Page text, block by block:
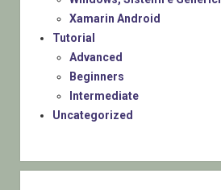
Xamarin Android
Tutorial
Advanced
Beginners
Intermediate
Uncategorized